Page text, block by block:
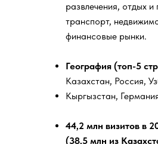
развлечения, отдых и
транспорт,
финансовые рынки.
География (топ-5
Казахстан, Россия,
Кыргызстан,
44,2 млн визитов в
(38,5 млн из